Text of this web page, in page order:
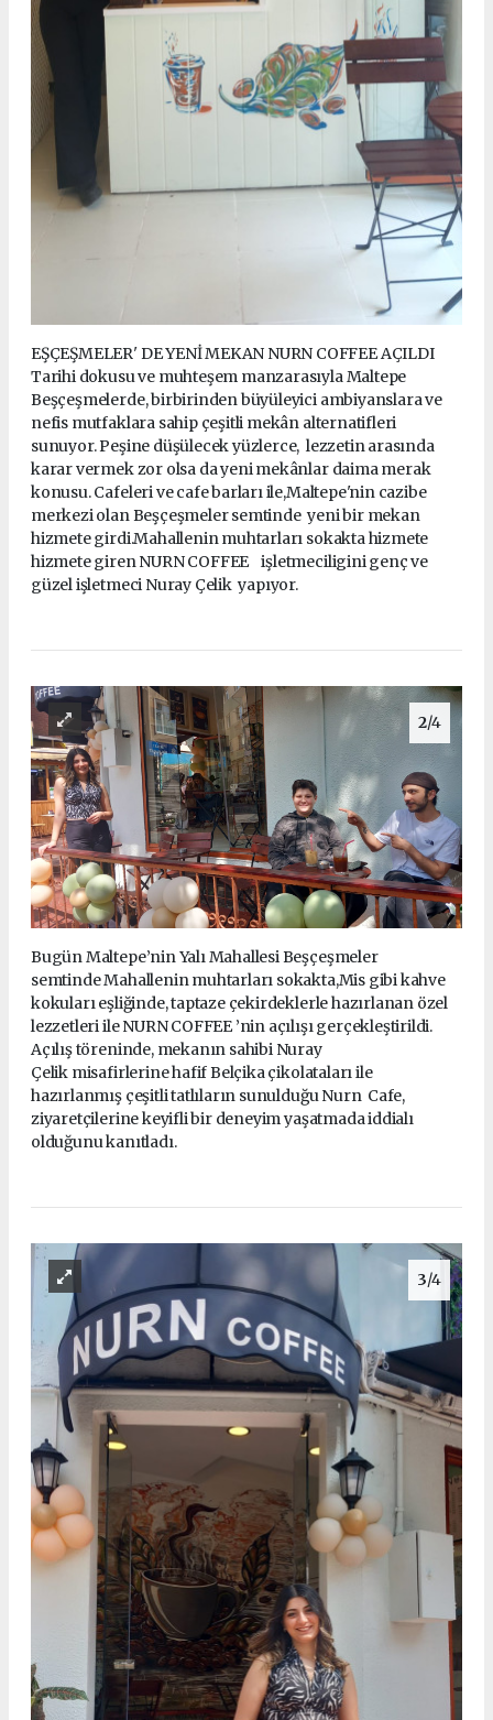
EŞÇEŞMELER' DE YENİ MEKAN NURN COFFEE AÇILDI
Tarihi dokusu ve muhteşem manzarasıyla Maltepe
Beşçeşmelerde, birbirinden büyüleyici ambiyanslara ve
nefis mutfaklara sahip çeşitli mekân alternatifleri
sunuyor. Peşine düşülecek yüzlerce, lezzetin arasında
karar vermek zor olsa da yeni mekânlar daima merak
konusu. Cafeleri ve cafe barları ile,Maltepe'nin cazibe
merkezi olan Beşçeşmeler semtinde yeni bir mekan
hizmete girdi.Mahallenin muhtarları sokakta hizmete
hizmete giren NURN COFFEE işletmeciligini genç ve
güzel işletmeci Nuray Çelik yapıyor.
2/4
Bugün Maltepe’nin Yalı Mahallesi Beşçeşmeler
semtinde Mahallenin muhtarları sokakta,Mis gibi kahve
kokuları eşliğinde, taptaze çekirdeklerle hazırlanan özel
lezzetleri ile NURN COFFEE ’nin açılışı gerçekleştirildi.
Açılış töreninde, mekanın sahibi Nuray
Çelik misafirlerine hafif Belçika çikolataları ile
hazırlanmış çeşitli tatlıların sunulduğu Nurn Cafe,
ziyaretçilerine keyifli bir deneyim yaşatmada iddialı
olduğunu kanıtladı.
3/4